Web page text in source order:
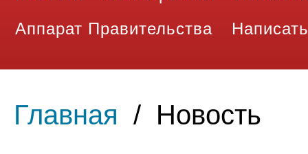
Аппарат Правительства
Главная / Новость